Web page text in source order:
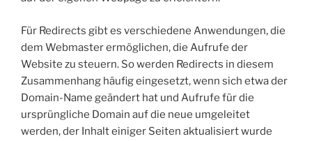
Für Redirects gibt es verschiedene Anwendungen, die
dem Webmaster ermöglichen, die Aufrufe der
Website zu steuern. So werden Redirects in diesem
Zusammenhang häufig eingesetzt, wenn sich etwa der
Domain-Name geändert hat und Aufrufe für die
ursprüngliche Domain auf die neue umgeleitet
werden, der Inhalt einiger Seiten aktualisiert wurde